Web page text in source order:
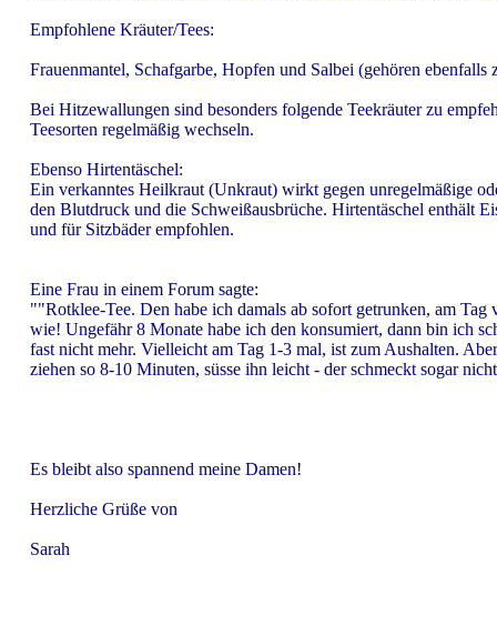
Empfohlene Kräuter/Tees:
Frauenmantel, Schafgarbe, Hopfen und Salbei (gehören
Bei Hitzewallungen sind besonders folgende Teekräuter zu
Teesorten regelmäßig wechseln.
Ebenso Hirtentäschel:
Ein verkanntes Heilkraut (Unkraut) wirkt gegen unregelmäßige
den Blutdruck und die Schweißausbrüche. Hirtentäschel enthält
und für Sitzbäder empfohlen.
Eine Frau in einem Forum sagte:
""Rotklee-Tee. Den habe ich damals ab sofort getrunken, am
wie! Ungefähr 8 Monate habe ich den konsumiert, dann bin ich
fast nicht mehr. Vielleicht am Tag 1-3 mal, ist zum Aushalten.
ziehen so 8-10 Minuten, süsse ihn leicht - der schmeckt sogar
Es bleibt also spannend meine Damen!
Herzliche Grüße von
Sarah